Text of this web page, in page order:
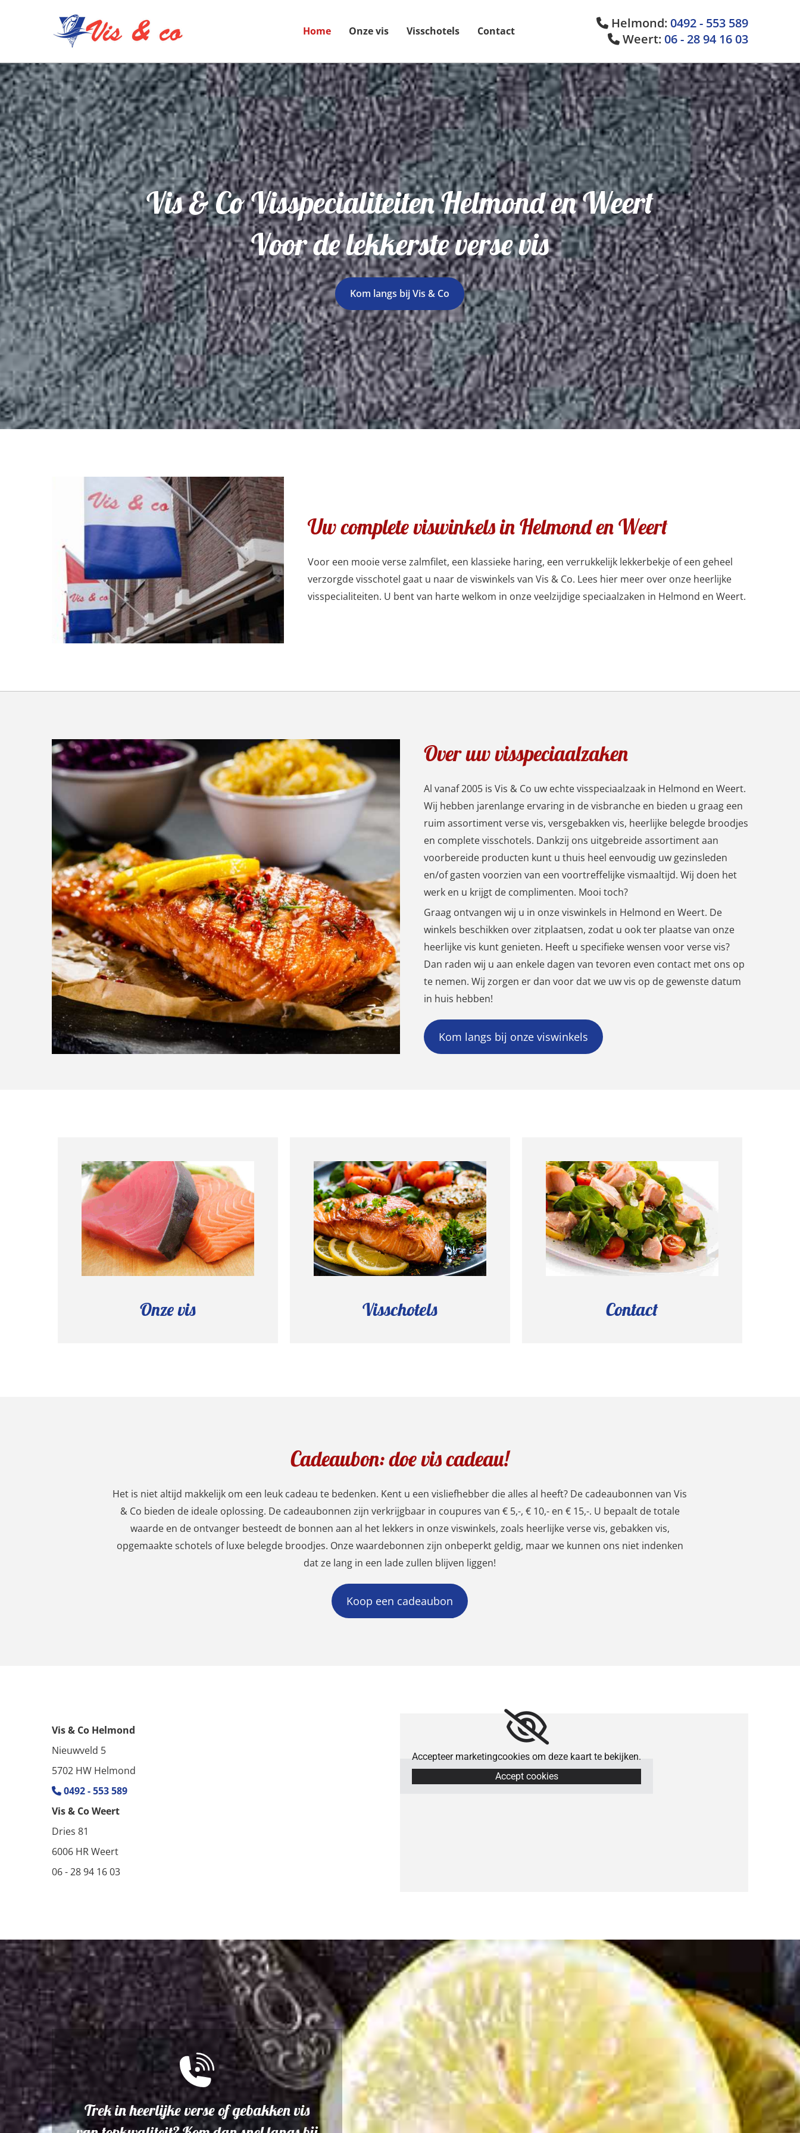
Home Onze vis Visschotels Contact
Helmond: 0492 - 553 589
Weert: 06 - 28 94 16 03
Vis & Co Visspecialiteiten Helmond en Weert
Voor de lekkerste verse vis
Kom langs bij Vis & Co
Uw complete viswinkels in Helmond en Weert
Voor een mooie verse zalmfilet, een klassieke haring, een verrukkelijk lekkerbekje of een geheel
verzorgde visschotel gaat u naar de viswinkels van Vis & Co. Lees hier meer over onze heerlijke
visspecialiteiten. U bent van harte welkom in onze veelzijdige speciaalzaken in Helmond en Weert.
Over uw visspeciaalzaken
Al vanaf 2005 is Vis & Co uw echte visspeciaalzaak in Helmond en Weert.
Wij hebben jarenlange ervaring in de visbranche en bieden u graag een
ruim assortiment verse vis, versgebakken vis, heerlijke belegde broodjes
en complete visschotels. Dankzij ons uitgebreide assortiment aan
voorbereide producten kunt u thuis heel eenvoudig uw gezinsleden
en/of gasten voorzien van een voortreffelijke vismaaltijd. Wij doen het
werk en u krijgt de complimenten. Mooi toch?
Graag ontvangen wij u in onze viswinkels in Helmond en Weert. De
winkels beschikken over zitplaatsen, zodat u ook ter plaatse van onze
heerlijke vis kunt genieten. Heeft u specifieke wensen voor verse vis?
Dan raden wij u aan enkele dagen van tevoren even contact met ons op
te nemen. Wij zorgen er dan voor dat we uw vis op de gewenste datum
in huis hebben!
Kom langs bij onze viswinkels
Onze vis Visschotels Contact
Cadeaubon: doe vis cadeau!
Het is niet altijd makkelijk om een leuk cadeau te bedenken. Kent u een visliefhebber die alles al heeft? De cadeaubonnen van Vis
& Co bieden de ideale oplossing. De cadeaubonnen zijn verkrijgbaar in coupures van € 5,-, € 10,- en € 15,-. U bepaalt de totale
waarde en de ontvanger besteedt de bonnen aan al het lekkers in onze viswinkels, zoals heerlijke verse vis, gebakken vis,
opgemaakte schotels of luxe belegde broodjes. Onze waardebonnen zijn onbeperkt geldig, maar we kunnen ons niet indenken
dat ze lang in een lade zullen blijven liggen!
Koop een cadeaubon
Vis & Co Helmond
Nieuwveld 5
5702 HW Helmond
 0492 - 553 589
Vis & Co Weert
Dries 81
6006 HR Weert
06 - 28 94 16 03
Accepteer marketingcookies om deze kaart te bekijken.
Accept cookies
Trek in heerlijke verse of gebakken vis